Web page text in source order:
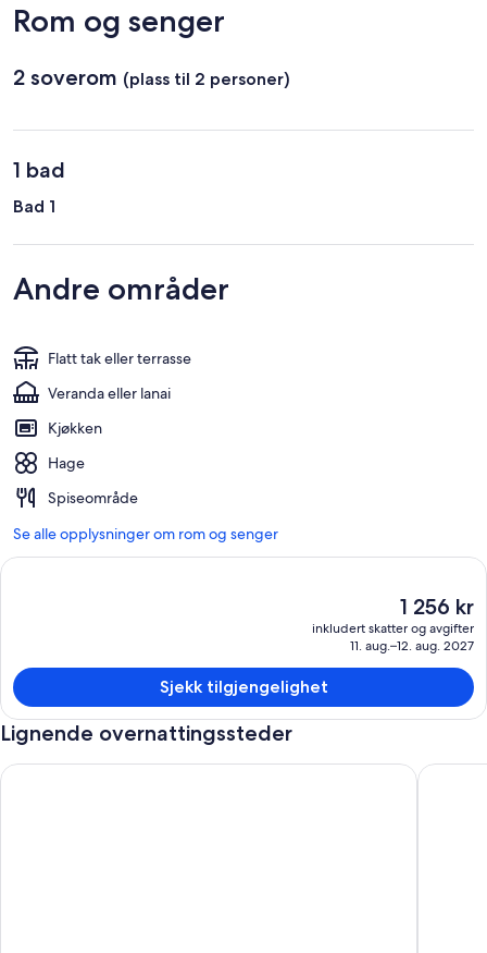
Rom og senger
2 soverom (plass til 2 personer)
1 bad
Bad 1
Andre områder
Flatt tak eller terrasse
Veranda eller lanai
Kjøkken
Hage
Spiseområde
Se alle opplysninger om rom og senger
Den
nåværende
prisen
1 256 kr
inkludert skatter og avgifter
11. aug.–12. aug. 2027
Sjekk tilgjengelighet
Lignende overnattingssteder
Art Cottage